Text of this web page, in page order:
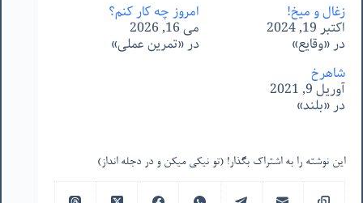
زغال و میخ!
اکتبر 19, 2024
در «وقایع»
امروز چه کار کنم؟
می 16, 2026
در «تمرین عملی»
شاهرخ
آوریل 9, 2021
در «بلند»
این نوشته را به اشتراک بگذار! (تو نیکی میکن و در دجله انداز)